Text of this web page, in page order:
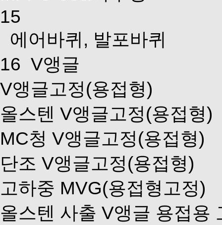
15
에어바퀴, 발포바퀴
16 V앵글
V앵글고정(용접형)
올스텐 V앵글고정(용접형)
MC청 V앵글고정(용접형)
단조 V앵글고정(용접형)
고하중 MVG(용접형고정)
올스텐 사출 V앵글 용접용